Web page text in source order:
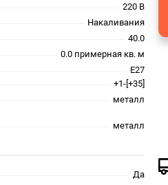
220 В
Накаливания
40.0
0.0 примерная кв. м
E27
+1-[+35]
металл
металл
Да